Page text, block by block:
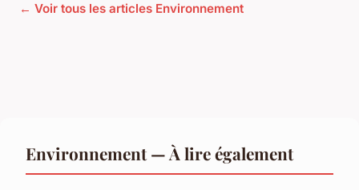
← Voir tous les articles Environnement
Environnement — À lire également